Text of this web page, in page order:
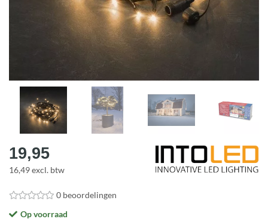
19,95
16,49 excl. btw
0 beoordelingen
Op voorraad